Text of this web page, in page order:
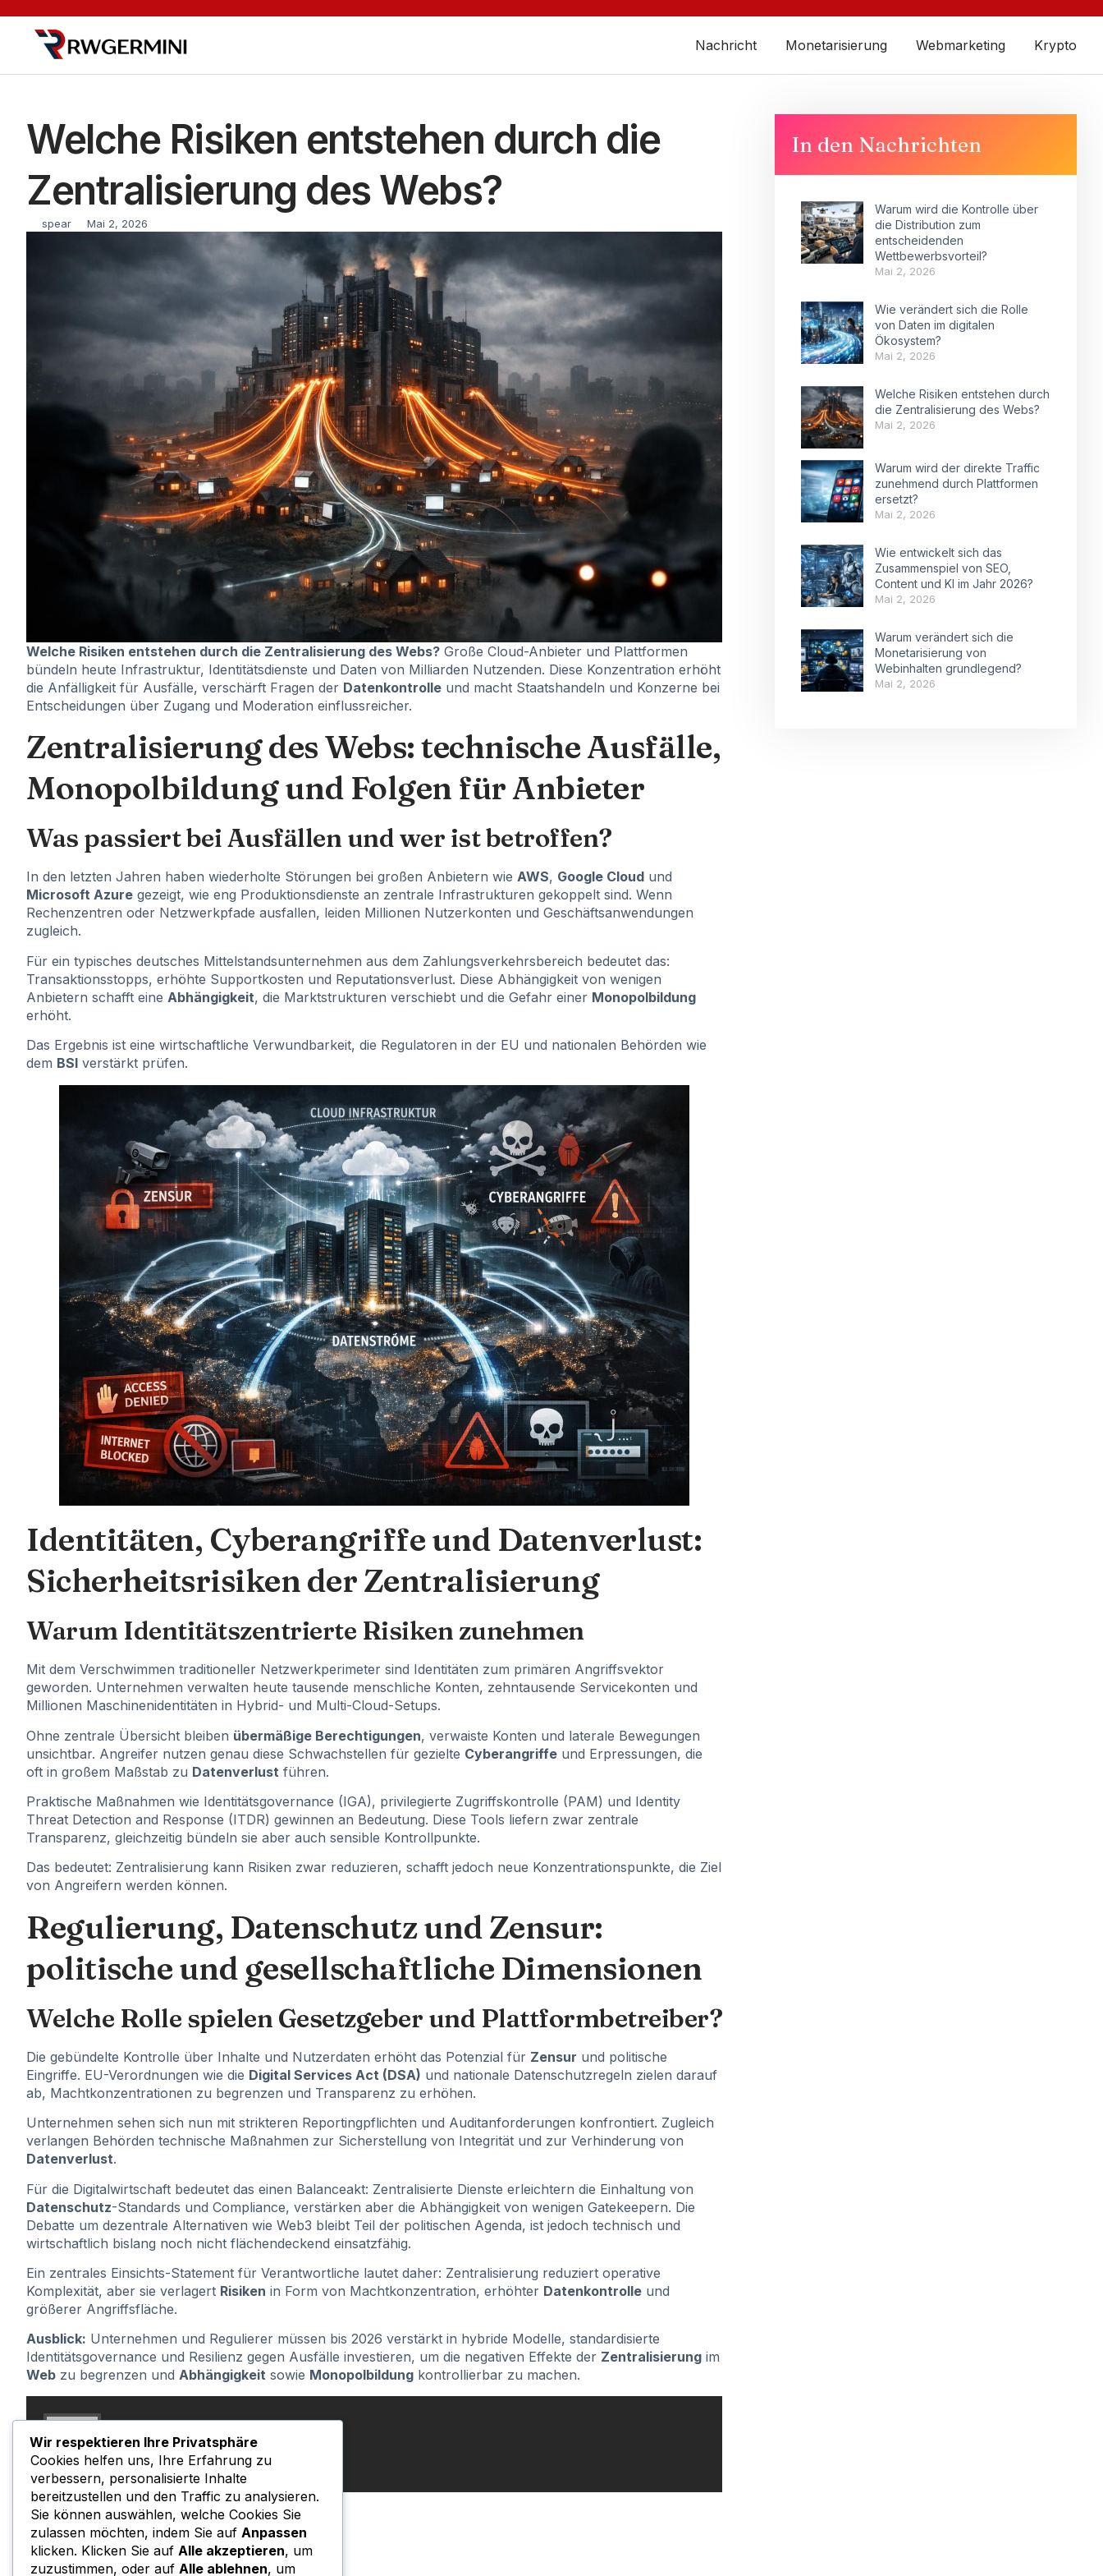
Nachricht Monetarisierung Webmarketing Krypto
Welche Risiken entstehen durch die
Zentralisierung des Webs?
spear Mai 2, 2026
Welche Risiken entstehen durch die Zentralisierung des Webs? Große Cloud-Anbieter und Plattformen
bündeln heute Infrastruktur, Identitätsdienste und Daten von Milliarden Nutzenden. Diese Konzentration erhöht
die Anfälligkeit für Ausfälle, verschärft Fragen der Datenkontrolle und macht Staatshandeln und Konzerne bei
Entscheidungen über Zugang und Moderation einflussreicher.
Zentralisierung des Webs: technische Ausfälle,
Monopolbildung und Folgen für Anbieter
Was passiert bei Ausfällen und wer ist betroffen?
In den letzten Jahren haben wiederholte Störungen bei großen Anbietern wie AWS, Google Cloud und
Microsoft Azure gezeigt, wie eng Produktionsdienste an zentrale Infrastrukturen gekoppelt sind. Wenn
Rechenzentren oder Netzwerkpfade ausfallen, leiden Millionen Nutzerkonten und Geschäftsanwendungen
zugleich.
Für ein typisches deutsches Mittelstandsunternehmen aus dem Zahlungsverkehrsbereich bedeutet das:
Transaktionsstopps, erhöhte Supportkosten und Reputationsverlust. Diese Abhängigkeit von wenigen
Anbietern schafft eine Abhängigkeit, die Marktstrukturen verschiebt und die Gefahr einer Monopolbildung
erhöht.
Das Ergebnis ist eine wirtschaftliche Verwundbarkeit, die Regulatoren in der EU und nationalen Behörden wie
dem BSI verstärkt prüfen.
Identitäten, Cyberangriffe und Datenverlust:
Sicherheitsrisiken der Zentralisierung
Warum Identitätszentrierte Risiken zunehmen
Mit dem Verschwimmen traditioneller Netzwerkperimeter sind Identitäten zum primären Angriffsvektor
geworden. Unternehmen verwalten heute tausende menschliche Konten, zehntausende Servicekonten und
Millionen Maschinenidentitäten in Hybrid- und Multi-Cloud-Setups.
Ohne zentrale Übersicht bleiben übermäßige Berechtigungen, verwaiste Konten und laterale Bewegungen
unsichtbar. Angreifer nutzen genau diese Schwachstellen für gezielte Cyberangriffe und Erpressungen, die
oft in großem Maßstab zu Datenverlust führen.
Praktische Maßnahmen wie Identitätsgovernance (IGA), privilegierte Zugriffskontrolle (PAM) und Identity
Threat Detection and Response (ITDR) gewinnen an Bedeutung. Diese Tools liefern zwar zentrale
Transparenz, gleichzeitig bündeln sie aber auch sensible Kontrollpunkte.
Das bedeutet: Zentralisierung kann Risiken zwar reduzieren, schafft jedoch neue Konzentrationspunkte, die Ziel
von Angreifern werden können.
Regulierung, Datenschutz und Zensur:
politische und gesellschaftliche Dimensionen
Welche Rolle spielen Gesetzgeber und Plattformbetreiber?
Die gebündelte Kontrolle über Inhalte und Nutzerdaten erhöht das Potenzial für Zensur und politische
Eingriffe. EU-Verordnungen wie die Digital Services Act (DSA) und nationale Datenschutzregeln zielen darauf
ab, Machtkonzentrationen zu begrenzen und Transparenz zu erhöhen.
Unternehmen sehen sich nun mit strikteren Reportingpflichten und Auditanforderungen konfrontiert. Zugleich
verlangen Behörden technische Maßnahmen zur Sicherstellung von Integrität und zur Verhinderung von
Datenverlust.
Für die Digitalwirtschaft bedeutet das einen Balanceakt: Zentralisierte Dienste erleichtern die Einhaltung von
Datenschutz-Standards und Compliance, verstärken aber die Abhängigkeit von wenigen Gatekeepern. Die
Debatte um dezentrale Alternativen wie Web3 bleibt Teil der politischen Agenda, ist jedoch technisch und
wirtschaftlich bislang noch nicht flächendeckend einsatzfähig.
Ein zentrales Einsichts-Statement für Verantwortliche lautet daher: Zentralisierung reduziert operative
Komplexität, aber sie verlagert Risiken in Form von Machtkonzentration, erhöhter Datenkontrolle und
größerer Angriffsfläche.
Ausblick: Unternehmen und Regulierer müssen bis 2026 verstärkt in hybride Modelle, standardisierte
Identitätsgovernance und Resilienz gegen Ausfälle investieren, um die negativen Effekte der Zentralisierung im
Web zu begrenzen und Abhängigkeit sowie Monopolbildung kontrollierbar zu machen.
spear
Alle Artikel
In den Nachrichten
Warum wird die Kontrolle über
die Distribution zum
entscheidenden
Wettbewerbsvorteil?
Mai 2, 2026
Wie verändert sich die Rolle
von Daten im digitalen
Ökosystem?
Mai 2, 2026
Welche Risiken entstehen durch
die Zentralisierung des Webs?
Mai 2, 2026
Warum wird der direkte Traffic
zunehmend durch Plattformen
ersetzt?
Mai 2, 2026
Wie entwickelt sich das
Zusammenspiel von SEO,
Content und KI im Jahr 2026?
Mai 2, 2026
Warum verändert sich die
Monetarisierung von
Webinhalten grundlegend?
Mai 2, 2026
Wir respektieren Ihre Privatsphäre
Cookies helfen uns, Ihre Erfahrung zu
verbessern, personalisierte Inhalte
bereitzustellen und den Traffic zu analysieren.
Sie können auswählen, welche Cookies Sie
zulassen möchten, indem Sie auf Anpassen
klicken. Klicken Sie auf Alle akzeptieren, um
zuzustimmen, oder auf Alle ablehnen, um